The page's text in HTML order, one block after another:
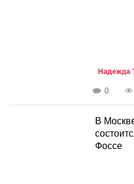
Надежда
0
В
Фоссе